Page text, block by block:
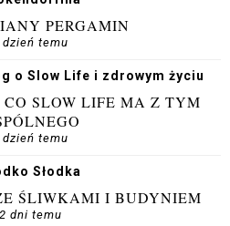
PERGAMIN
dzień temu
o Slow Life i zdrowym życiu
SLOW LIFE MA Z TYM
dzień temu
Słodka
ŚLIWKAMI I BUDYNIEM
2 dni temu